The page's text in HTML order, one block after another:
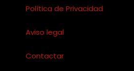
Política de Privacidad
Aviso legal
Contactar